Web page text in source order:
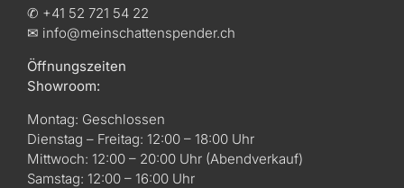
✆ +41 52 721 54 22
✉ info@meinschattenspender.ch
Öffnungszeiten
Showroom:
Montag: Geschlossen
Dienstag – Freitag: 12:00 – 18:00 Uhr
Mittwoch: 12:00 – 20:00 Uhr (Abendverkauf)
Samstag: 12:00 – 16:00 Uhr